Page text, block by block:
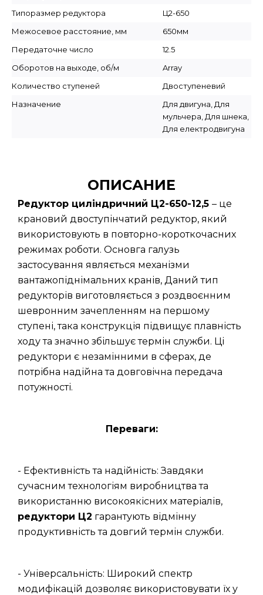
Типоразмер редуктора
Ц2-650
Межосевое расстояние, мм
650мм
Передаточне число
12.5
Оборотов на выходе, об/м
Array
Количество ступеней
Двоступеневий
Назначение
Для двигуна, Для
мульчера, Для шнека,
Для електродвигуна
ОПИСАНИЕ
Редуктор циліндричний Ц2-650-12,5 – це
крановий двоступінчатий редуктор, який
використовують в повторно-короткочасних
режимах роботи. Основга галузь
застосування являється механізми
вантажопіднімальних кранів, Даний тип
редукторів виготовляється з роздвоєнним
шевронним зачепленням на першому
ступені, така конструкція підвищує плавність
ходу та значно збільшує термін служби. Ці
редуктори є незамінними в сферах, де
потрібна надійна та довговічна передача
потужності.
Переваги:
- Ефективність та надійність: Завдяки
сучасним технологіям виробництва та
використанню високоякісних матеріалів,
редуктори Ц2 гарантують відмінну
продуктивність та довгий термін служби.
- Універсальність: Широкий спектр
модифікацій дозволяє використовувати їх у